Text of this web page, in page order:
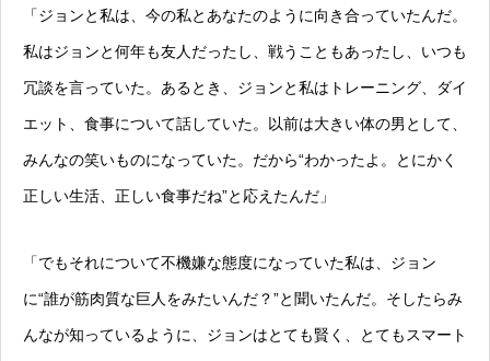
「ジョンと私は、今の私とあなたのように向き合っていたんだ。
私はジョンと何年も友人だったし、戦うこともあったし、いつも
冗談を言っていた。あるとき、ジョンと私はトレーニング、ダイ
エット、食事について話していた。以前は大きい体の男として、
みんなの笑いものになっていた。だから“わかったよ。とにかく
正しい生活、正しい食事だね”と応えたんだ」
「でもそれについて不機嫌な態度になっていた私は、ジョン
に“誰が筋肉質な巨人をみたいんだ？”と聞いたんだ。そしたらみ
んなが知っているように、ジョンはとても賢く、とてもスマート